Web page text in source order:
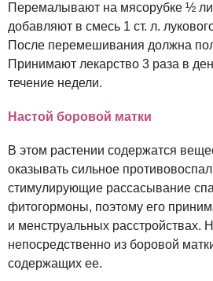
Перемалывают на мясорубке ½
добавляют в смесь 1 ст. л.
После перемешивания должна
Принимают лекарство 3 раза в
течение недели.
Настой боровой матки
В этом растении содержатся
оказывать сильное
стимулирующие рассасывание
фитогормоны, поэтому его
и менструальных расстройствах.
непосредственно из боровой
содержащих ее.